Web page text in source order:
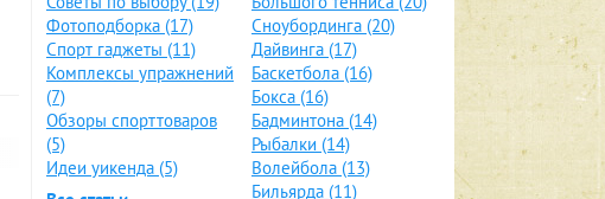
Фотоподборка (17)
Спорт гаджеты (11)
Комплексы упражнений
(7)
Обзоры спорттоваров
(5)
Идеи уикенда (5)
Сноубординга (20)
Дайвинга (17)
Баскетбола (16)
Бокса (16)
Бадминтона (14)
Рыбалки (14)
Волейбола (13)
Бильярда (11)